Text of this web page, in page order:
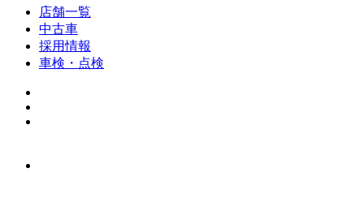
店舗一覧
中古車
採用情報
車検・点検